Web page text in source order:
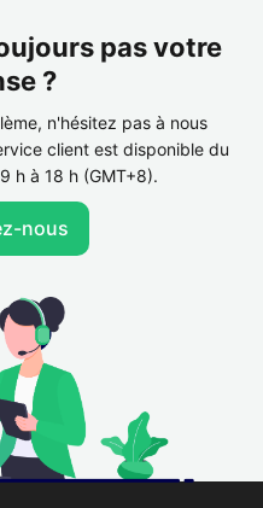
pas votre
?
n'hésitez pas à nous
client est disponible du
h à 18 h (GMT+8).
nous